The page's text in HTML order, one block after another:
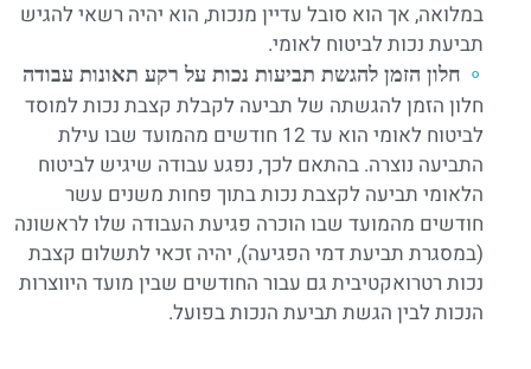
במלואה, אך הוא סובל עדיין מנכות, הוא יהיה רשאי להגיש
תביעת נכות לביטוח לאומי.
חלון הזמן להגשת תביעות נכות על רקע תאונות עבודה
חלון הזמן להגשתה של תביעה לקבלת קצבת נכות למוסד
לביטוח לאומי הוא עד 12 חודשים מהמועד שבו עילת
התביעה נוצרה. בהתאם לכך, נפגע עבודה שיגיש לביטוח
הלאומי תביעה לקצבת נכות בתוך פחות משנים עשר
חודשים מהמועד שבו הוכרה פגיעת העבודה שלו לראשונה
(במסגרת תביעת דמי הפגיעה), יהיה זכאי לתשלום קצבת
נכות רטרואקטיבית גם עבור החודשים שבין מועד היווצרות
הנכות לבין הגשת תביעת הנכות בפועל.